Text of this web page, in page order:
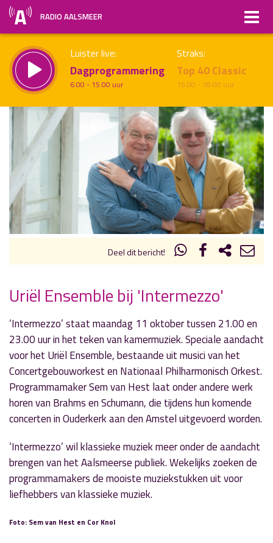
RADIO AALSMEER
Luister live:
Dagprogrammering
6.00 - 15.00 uur
Straks:
Top 40 Classic
15.00 - 18.00 uur
Vorig uur uur 1 van x Volgend uur
Inklappen
Deel dit bericht!
« Vorig nieuwsbericht
Aardbeienslof winnen bij 'Sem op Zaterdag'
5 oktober 2021
» Volgend nieuwsbericht
‘Door de Mangel’ ontvangt Susanne Schockman
5 oktober 2021
Uriël Ensemble bij 'Intermezzo'
‘Intermezzo’ staat maandag 11 oktober tussen 21.00 en
23.00 uur in het teken van kamermuziek. Speciale aandacht
voor het Uriël Ensemble, bestaande uit musici van het
Concertgebouworkest en Nationaal Philharmonisch Orkest.
Programmamaker Sem van Hest laat onder andere werk
horen van Brahms en Schumann, die tijdens hun komende
concerten in Ouderkerk aan den Amstel uitgevoerd worden.
‘Intermezzo’ wil klassieke muziek meer onder de aandacht
brengen van het Aalsmeerse publiek. Wekelijks zoeken de
programmamakers de mooiste muziekstukken uit voor
liefhebbers van klassieke muziek.
Foto: Sem van Hest en Cor Knol